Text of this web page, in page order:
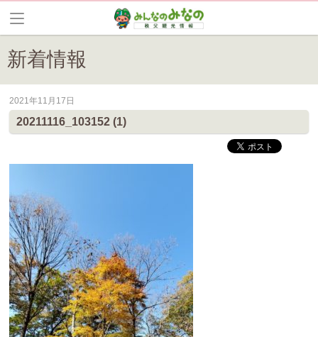
新着情報
皆野町のイベントやお祭り、花情報等の最新情報や観光協会会員情報
2021年11月17日
20211116_103152 (1)